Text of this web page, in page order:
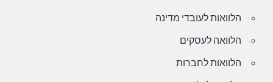
הלוואות לעובדי מדינה
הלוואה לעסקים
הלוואות לחברות